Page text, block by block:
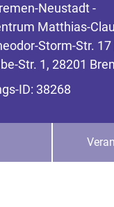
Neustadt -
Matthias-
Storm-Str. 17
Str. 1, 28201
ID: 38268